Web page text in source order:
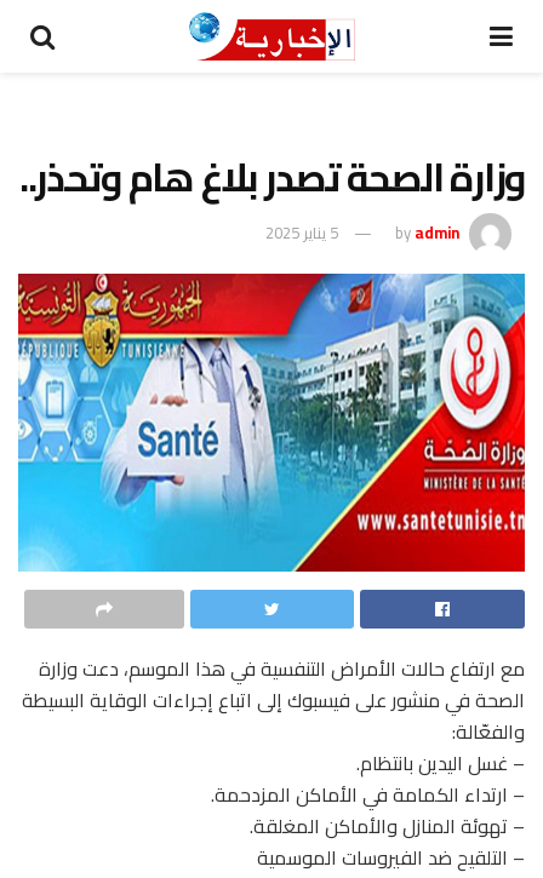
وزارة الصحة تصدر بلاغ هام وتحذر..
byadmin 5 يناير 2025
مع ارتفاع حالات الأمراض التنفسية في هذا الموسم، دعت وزارة
الصحة في منشور على فيسبوك إلى اتباع إجراءات الوقاية البسيطة
والفعّالة:
– غسل اليدين بانتظام.
– ارتداء الكمامة في الأماكن المزدحمة.
– تهوئة المنازل والأماكن المغلقة.
– التلقيح ضد الفيروسات الموسمية